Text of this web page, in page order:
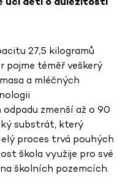
27,5 kilogramů
pojme téměř veškerý
a mléčných
zmenší až o 90
substrát, který
proces trvá pouhých
škola využije pro své
školních pozemcích.